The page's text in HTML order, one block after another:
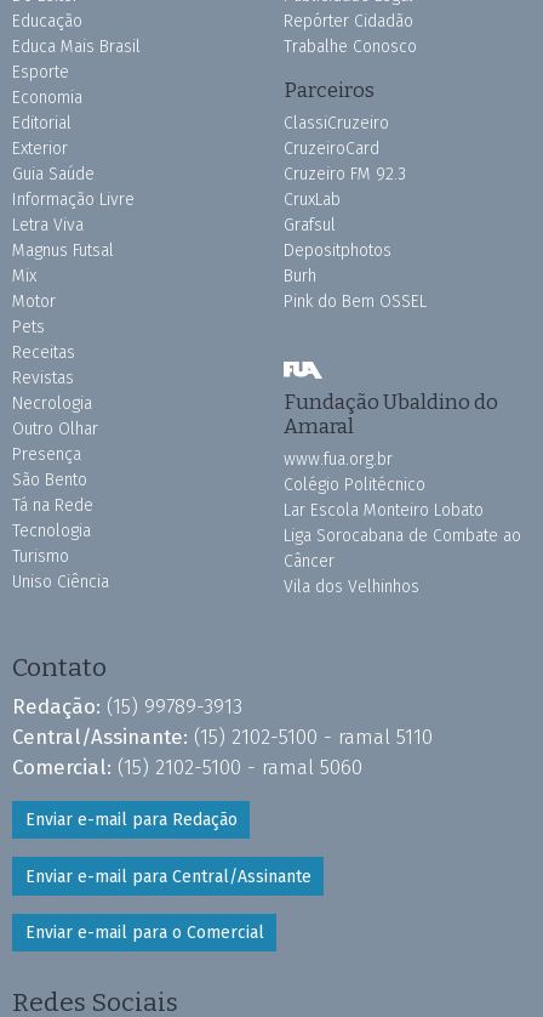
Educação
Educa Mais Brasil
Esporte
Economia
Editorial
Exterior
Guia Saúde
Informação Livre
Letra Viva
Magnus Futsal
Mix
Motor
Pets
Receitas
Revistas
Necrologia
Outro Olhar
Presença
São Bento
Tá na Rede
Tecnologia
Turismo
Uniso Ciência
Repórter Cidadão
Trabalhe Conosco
Parceiros
ClassiCruzeiro
CruzeiroCard
Cruzeiro FM 92.3
CruxLab
Grafsul
Depositphotos
Burh
Pink do Bem OSSEL
Fundação Ubaldino do
Amaral
www.fua.org.br
Colégio Politécnico
Lar Escola Monteiro Lobato
Liga Sorocabana de Combate ao
Câncer
Vila dos Velhinhos
Contato
Redação: (15) 99789-3913
Central/Assinante: (15) 2102-5100 - ramal 5110
Comercial: (15) 2102-5100 - ramal 5060
Enviar e-mail para Redação
Enviar e-mail para Central/Assinante
Enviar e-mail para o Comercial
Redes Sociais